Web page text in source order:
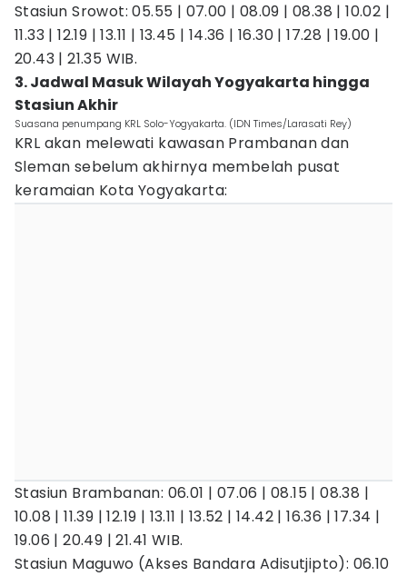
Stasiun Srowot: 05.55 | 07.00 | 08.09 | 08.38 | 10.02 |
11.33 | 12.19 | 13.11 | 13.45 | 14.36 | 16.30 | 17.28 | 19.00 |
20.43 | 21.35 WIB.
3. Jadwal Masuk Wilayah Yogyakarta hingga
Stasiun Akhir
Suasana penumpang KRL Solo-Yogyakarta. (IDN Times/Larasati Rey)
KRL akan melewati kawasan Prambanan dan
Sleman sebelum akhirnya membelah pusat
keramaian Kota Yogyakarta:
Stasiun Brambanan: 06.01 | 07.06 | 08.15 | 08.38 |
10.08 | 11.39 | 12.19 | 13.11 | 13.52 | 14.42 | 16.36 | 17.34 |
19.06 | 20.49 | 21.41 WIB.
Stasiun Maguwo (Akses Bandara Adisutjipto): 06.10